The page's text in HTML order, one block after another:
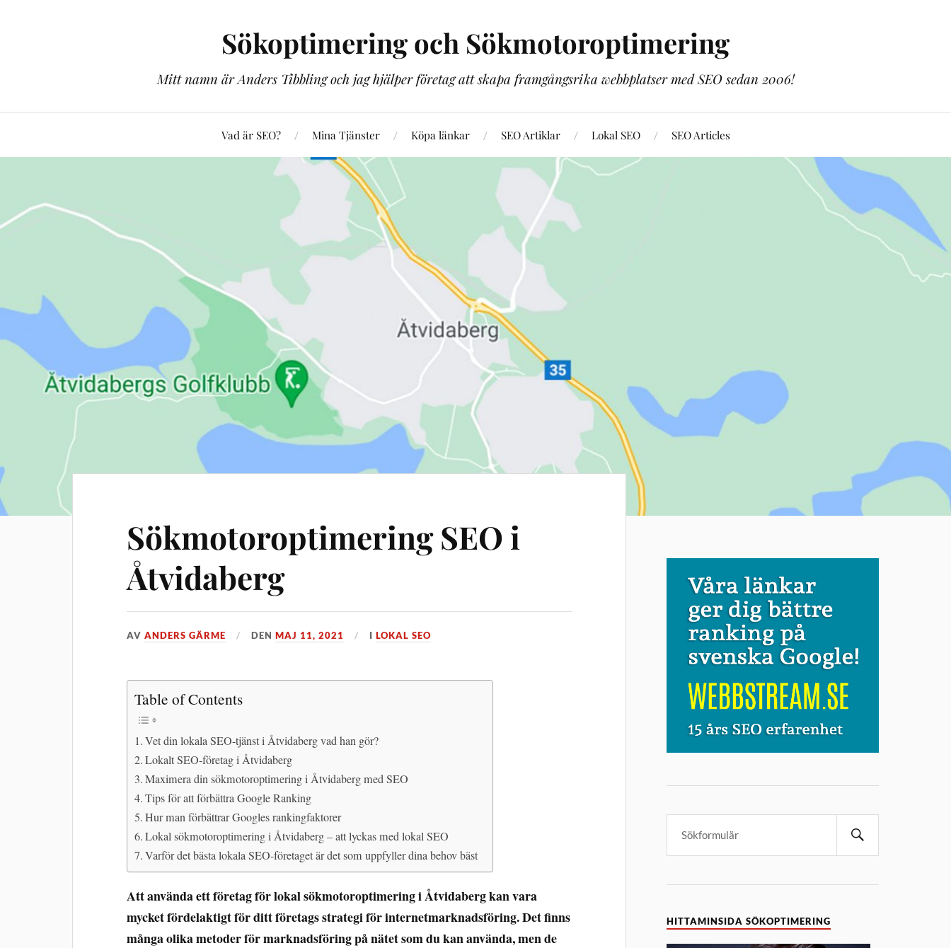
Sökoptimering och Sökmotoroptimering
Mitt namn är Anders Tibbling och jag hjälper företag att skapa framgångsrika webbplatser med SEO sedan 2006!
Vad är SEO? Mina Tjänster Köpa länkar SEO Artiklar Lokal SEO SEO Articles
Sökmotoroptimering SEO i
Åtvidaberg
AVANDERS GÄRME DENMAJ 11, 2021 ILOKAL SEO
Table of Contents
Vet din lokala SEO-tjänst i Åtvidaberg vad han gör?
Lokalt SEO-företag i Åtvidaberg
Maximera din sökmotoroptimering i Åtvidaberg med SEO
Tips för att förbättra Google Ranking
Hur man förbättrar Googles rankingfaktorer
Lokal sökmotoroptimering i Åtvidaberg – att lyckas med lokal SEO
Varför det bästa lokala SEO-företaget är det som uppfyller dina behov bäst
Att använda ett företag för lokal sökmotoroptimering i Åtvidaberg kan vara
mycket fördelaktigt för ditt företags strategi för internetmarknadsföring. Det finns
många olika metoder för marknadsföring på nätet som du kan använda, men de
HITTAMINSIDA SÖKOPTIMERING